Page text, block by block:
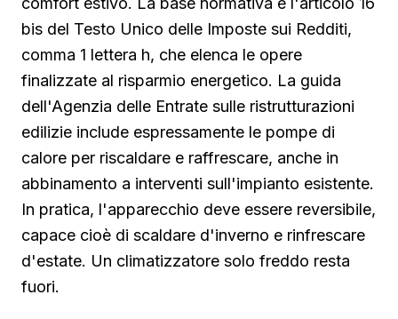
bis del Testo Unico delle Imposte sui Redditi,
comma 1 lettera h, che elenca le opere
finalizzate al risparmio energetico. La guida
dell'Agenzia delle Entrate sulle ristrutturazioni
edilizie include espressamente le pompe di
calore per riscaldare e raffrescare, anche in
abbinamento a interventi sull'impianto esistente.
In pratica, l'apparecchio deve essere reversibile,
capace cioè di scaldare d'inverno e rinfrescare
d'estate. Un climatizzatore solo freddo resta
fuori.